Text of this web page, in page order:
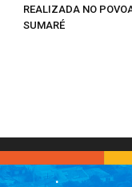
REALIZADA NO
SUMARÉ
.